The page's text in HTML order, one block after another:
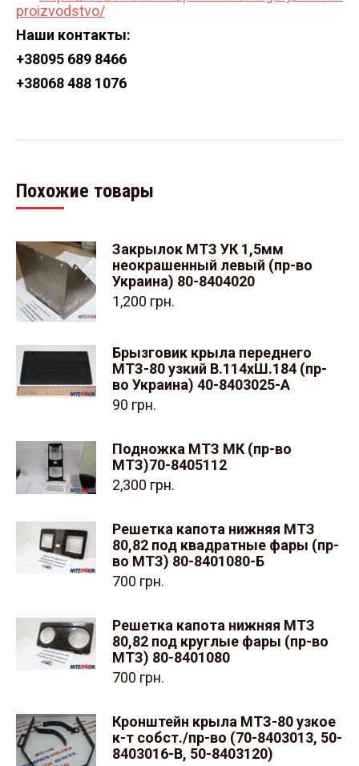
proizvodstvo/
Наши контакты:
+38095 689 8466
+38068 488 1076
Похожие товары
Закрылок МТЗ УК 1,5мм
неокрашенный левый (пр-во
Украина) 80-8404020
1,200 грн.
Брызговик крыла переднего
МТЗ-80 узкий В.114хШ.184 (пр-
во Украина) 40-8403025-А
90 грн.
Подножка МТЗ МК (пр-во
МТЗ)70-8405112
2,300 грн.
Решетка капота нижняя МТЗ
80,82 под квадратные фары (пр-
во МТЗ) 80-8401080-Б
700 грн.
Решетка капота нижняя МТЗ
80,82 под круглые фары (пр-во
МТЗ) 80-8401080
700 грн.
Кронштейн крыла МТЗ-80 узкое
к-т собст./пр-во (70-8403013, 50-
8403016-В, 50-8403120)